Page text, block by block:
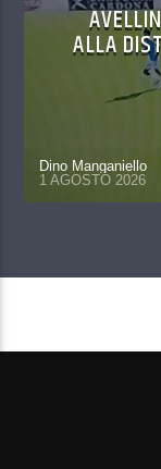
ALLA
Dino Manganiello
1 AGOSTO 2026